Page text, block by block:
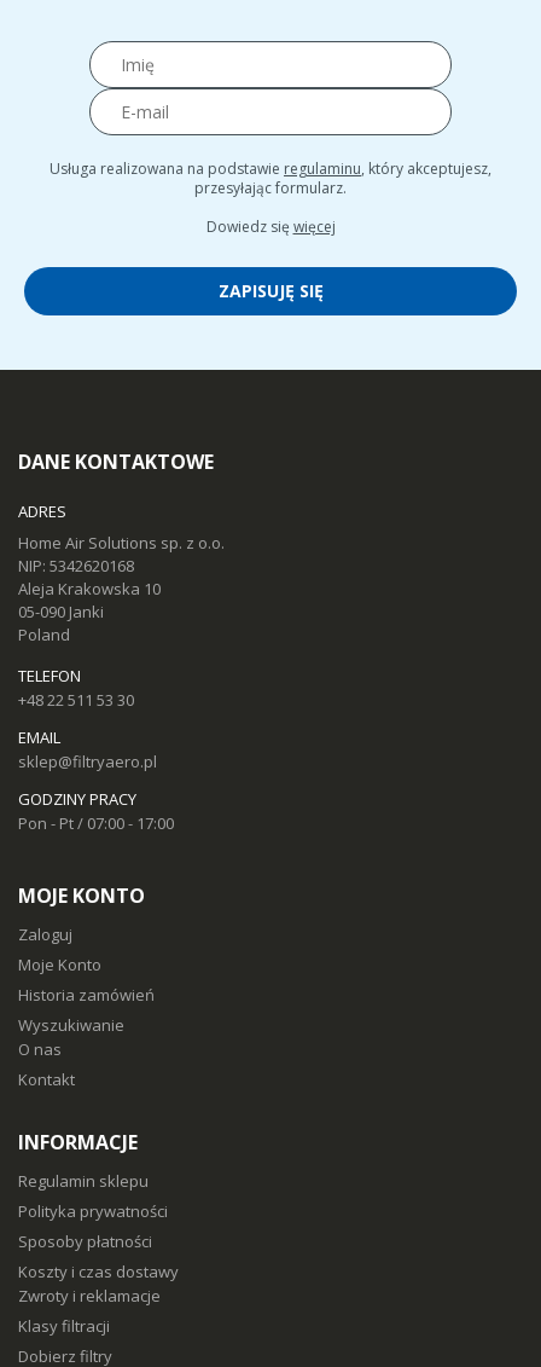
Usługa realizowana na podstawie regulaminu, który akceptujesz,
przesyłając formularz.
Dowiedz się więcej
ZAPISUJĘ SIĘ
DANE KONTAKTOWE
ADRES
Home Air Solutions sp. z o.o.
NIP: 5342620168
Aleja Krakowska 10
05-090 Janki
Poland
TELEFON
+48 22 511 53 30
EMAIL
sklep@filtryaero.pl
GODZINY PRACY
Pon - Pt / 07:00 - 17:00
MOJE KONTO
Zaloguj
Moje Konto
Historia zamówień
Wyszukiwanie
O nas
Kontakt
INFORMACJE
Regulamin sklepu
Polityka prywatności
Sposoby płatności
Koszty i czas dostawy
Zwroty i reklamacje
Klasy filtracji
Dobierz filtry